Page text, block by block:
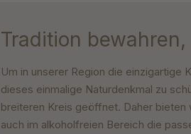
Tradition
Um in unserer Region die einzigartige
dieses einmalige Naturdenkmal zu
breiteren Kreis geöffnet. Daher bieten
auch im alkoholfreien Bereich die